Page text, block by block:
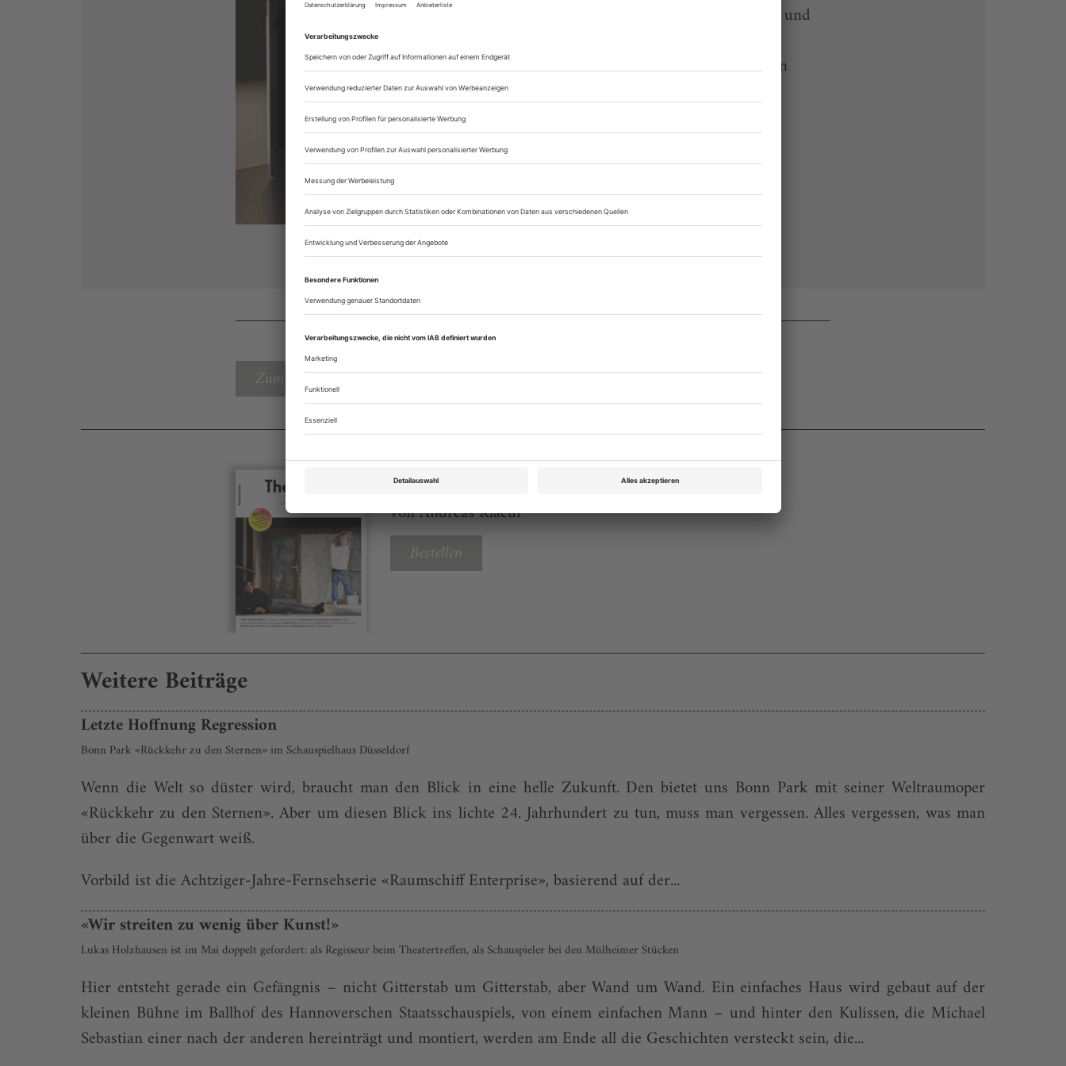
Zugang zur Theater-heute-App und
Lesegenuss auf allen Endgeräten
Zum Inhaltsverzeichnis
Rubrik: Aufführungen, Seite 18
von Andreas Klaeui
Bestellen
Weitere Beiträge
Letzte Hoffnung Regression
Bonn Park «Rückkehr zu den Sternen» im Schauspielhaus Düsseldorf
Wenn die Welt so düster wird, braucht man den Blick in eine helle Zukunft. Den bietet uns Bonn Park mit seiner Weltraumoper
«Rückkehr zu den Sternen». Aber um diesen Blick ins lichte 24. Jahrhundert zu tun, muss man vergessen. Alles vergessen, was man
über die Gegenwart weiß.
Vorbild ist die Achtziger-Jahre-Fernsehserie «Raumschiff Enterprise», basierend auf der...
«Wir streiten zu wenig über Kunst!»
Lukas Holzhausen ist im Mai doppelt gefordert: als Regisseur beim Theatertreffen, als Schauspieler bei den Mülheimer Stücken
Hier entsteht gerade ein Gefängnis – nicht Gitterstab um Gitterstab, aber Wand um Wand. Ein einfaches Haus wird gebaut auf der
kleinen Bühne im Ballhof des Hannoverschen Staatsschauspiels, von einem einfachen Mann – und hinter den Kulissen, die Michael
Sebastian einer nach der anderen hereinträgt und montiert, werden am Ende all die Geschichten versteckt sein, die...